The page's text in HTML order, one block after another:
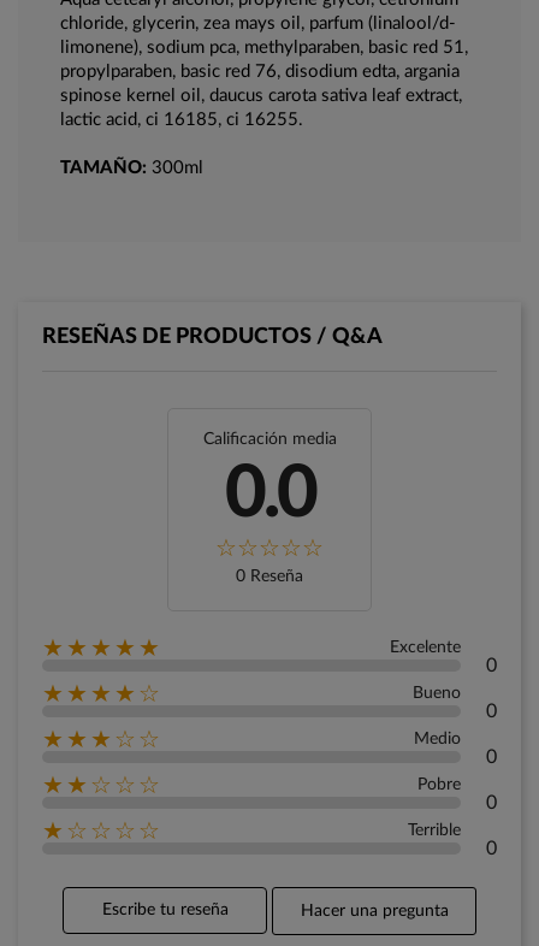
chloride, glycerin, zea mays oil, parfum (linalool/d-
limonene), sodium pca, methylparaben, basic red 51,
propylparaben, basic red 76, disodium edta, argania
spinose kernel oil, daucus carota sativa leaf extract,
lactic acid, ci 16185, ci 16255.
TAMAÑO: 300ml
RESEÑAS DE PRODUCTOS / Q&A
Calificación media
0.0
0 Reseña
★★★★★ Excelente
0
★★★★☆ Bueno
0
★★★☆☆ Medio
0
★★☆☆☆ Pobre
0
★☆☆☆☆ Terrible
0
Escribe tu reseña Hacer una pregunta